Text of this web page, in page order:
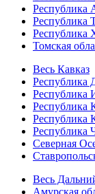
Республика
Республика
Республика
Томская
Весь Кавказ
Республика
Республика
Республика
Республика
Республика
Северная
Весь
Амурская